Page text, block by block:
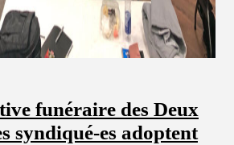
funéraire des Deux
syndiqué-es adoptent